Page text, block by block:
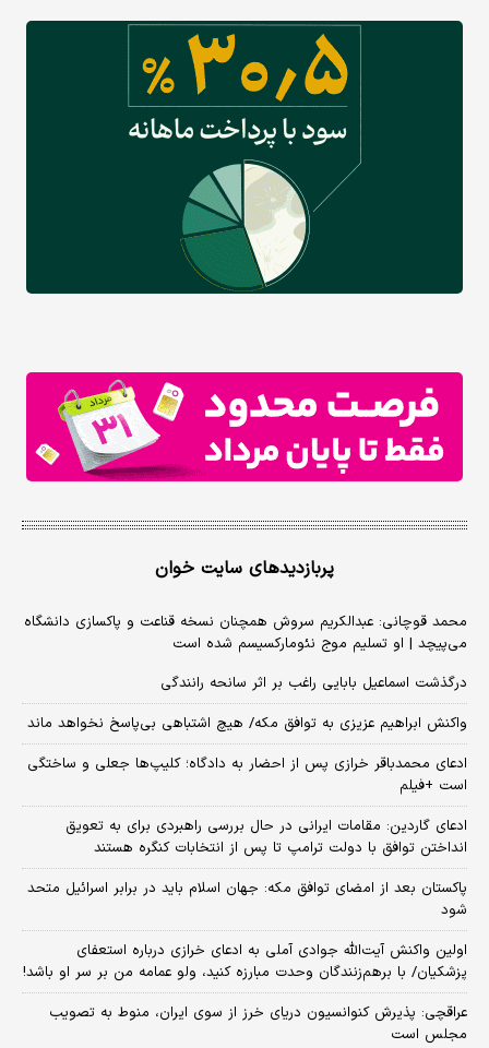
پربازدیدهای سایت خوان
محمد قوچانی: عبدالکریم سروش همچنان نسخه قناعت و پاکسازی دانشگاه
می‌پیچد | او تسلیم موج نئومارکسیسم شده است
درگذشت اسماعیل بابایی راغب بر اثر سانحه رانندگی
واکنش ابراهیم عزیزی به توافق مکه/ هیچ اشتباهی بی‌پاسخ نخواهد ماند
ادعای محمدباقر خرازی پس از احضار به دادگاه؛ کلیپ‌ها جعلی و ساختگی
است +فیلم
ادعای گاردین: مقامات ایرانی در حال بررسی راهبردی برای به تعویق
انداختن توافق با دولت ترامپ تا پس از انتخابات کنگره هستند
پاکستان بعد از امضای توافق مکه: جهان اسلام باید در برابر اسرائیل متحد
شود
اولین واکنش آیت‌الله جوادی آملی به ادعای خرازی درباره استعفای
پزشکیان/ با برهم‌زنندگان وحدت مبارزه کنید، ولو عمامه من بر سر او باشد!
عراقچی: پذیرش کنوانسیون دریای خرز از سوی ایران، منوط به تصویب
مجلس است